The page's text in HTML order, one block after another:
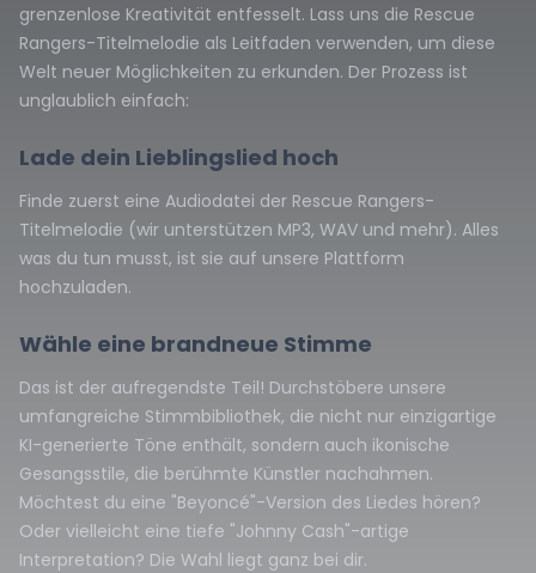
grenzenlose Kreativität entfesselt. Lass uns die Rescue
Rangers-Titelmelodie als Leitfaden verwenden, um diese
Welt neuer Möglichkeiten zu erkunden. Der Prozess ist
unglaublich einfach:
Lade dein Lieblingslied hoch
Finde zuerst eine Audiodatei der Rescue Rangers-
Titelmelodie (wir unterstützen MP3, WAV und mehr). Alles
was du tun musst, ist sie auf unsere Plattform
hochzuladen.
Wähle eine brandneue Stimme
Das ist der aufregendste Teil! Durchstöbere unsere
umfangreiche Stimmbibliothek, die nicht nur einzigartige
KI-generierte Töne enthält, sondern auch ikonische
Gesangsstile, die berühmte Künstler nachahmen.
Möchtest du eine "Beyoncé"-Version des Liedes hören?
Oder vielleicht eine tiefe "Johnny Cash"-artige
Interpretation? Die Wahl liegt ganz bei dir.